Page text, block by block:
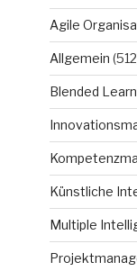
Agile
Allgemein
Blended
Künstliche
Multiple